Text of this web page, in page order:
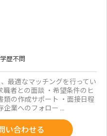
学歴不問
最適なマッチングを行ってい
者との面談 ・希望条件のヒ
類の作成サポート ・面接日程
企業へのフォロー ...
い合わせる